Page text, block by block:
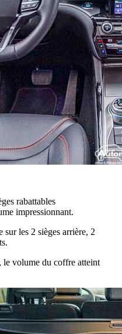
rabattables
impressionnant.
sur les 2 sièges arrière, 2
le volume du coffre atteint